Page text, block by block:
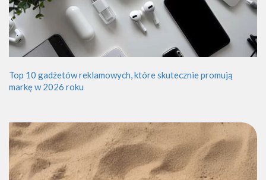
Top 10 gadżetów reklamowych, które skutecznie promują
markę w 2026 roku